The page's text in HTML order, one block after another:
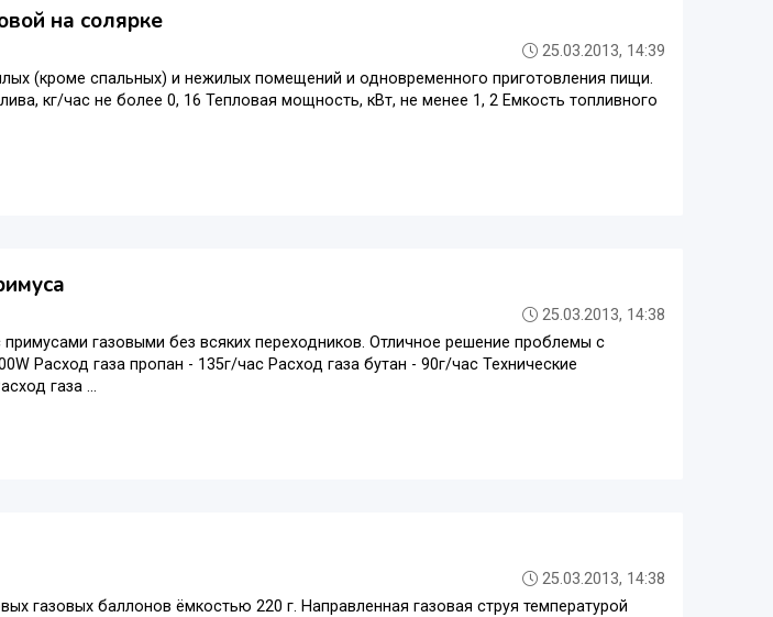
на солярке
25.03.2013, 14:39
(кроме спальных) и нежилых помещений и одновременного приготовления пищи.
кг/час не более 0, 16 Тепловая мощность, кВт, не менее 1, 2 Емкость топливного
25.03.2013, 14:38
газовыми без всяких переходников. Отличное решение проблемы с
Расход газа пропан - 135г/час Расход газа бутан - 90г/час Технические
газа ...
25.03.2013, 14:38
газовых баллонов ёмкостью 220 г. Направленная газовая струя температурой